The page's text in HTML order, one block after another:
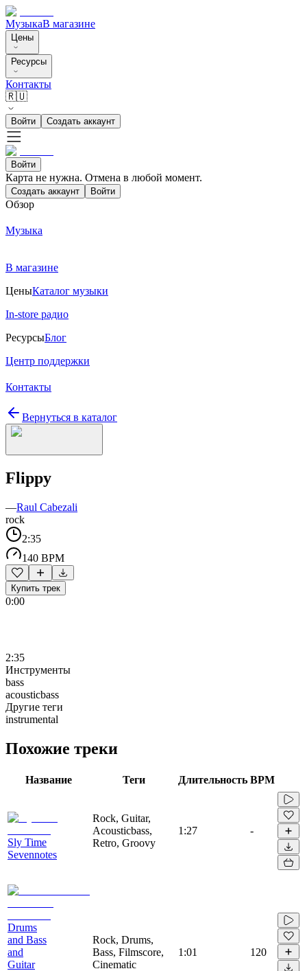
МузыкаВ магазине
Цены
Ресурсы
Контакты
🇷🇺
Войти Создать аккаунт
Войти
Карта не нужна. Отмена в любой момент.
Создать аккаунт Войти
Обзор
Музыка
В магазине
ЦеныКаталог музыки
In-store радио
РесурсыБлог
Центр поддержки
Контакты
Вернуться в каталог
Flippy
—Raul Cabezali
rock
2:35
140 BPM
Купить трек
0:00
2:35
Инструменты
bass
acousticbass
Другие теги
instrumental
Похожие треки
Название Теги Длительность BPM
Sly Time
Sevennotes
Rock, Guitar,
Acousticbass,
Retro, Groovy
1:27 -
Drums
and Bass
and
Guitar
Rock, Drums,
Bass, Filmscore,
Cinematic
1:01 120